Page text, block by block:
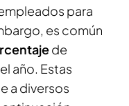
para
es común
de
año. Estas
a diversos